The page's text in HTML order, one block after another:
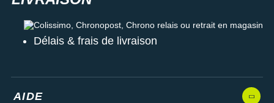
Colissimo, Chronopost, Chrono relais ou retrait en magasin
Délais & frais de livraison
AIDE